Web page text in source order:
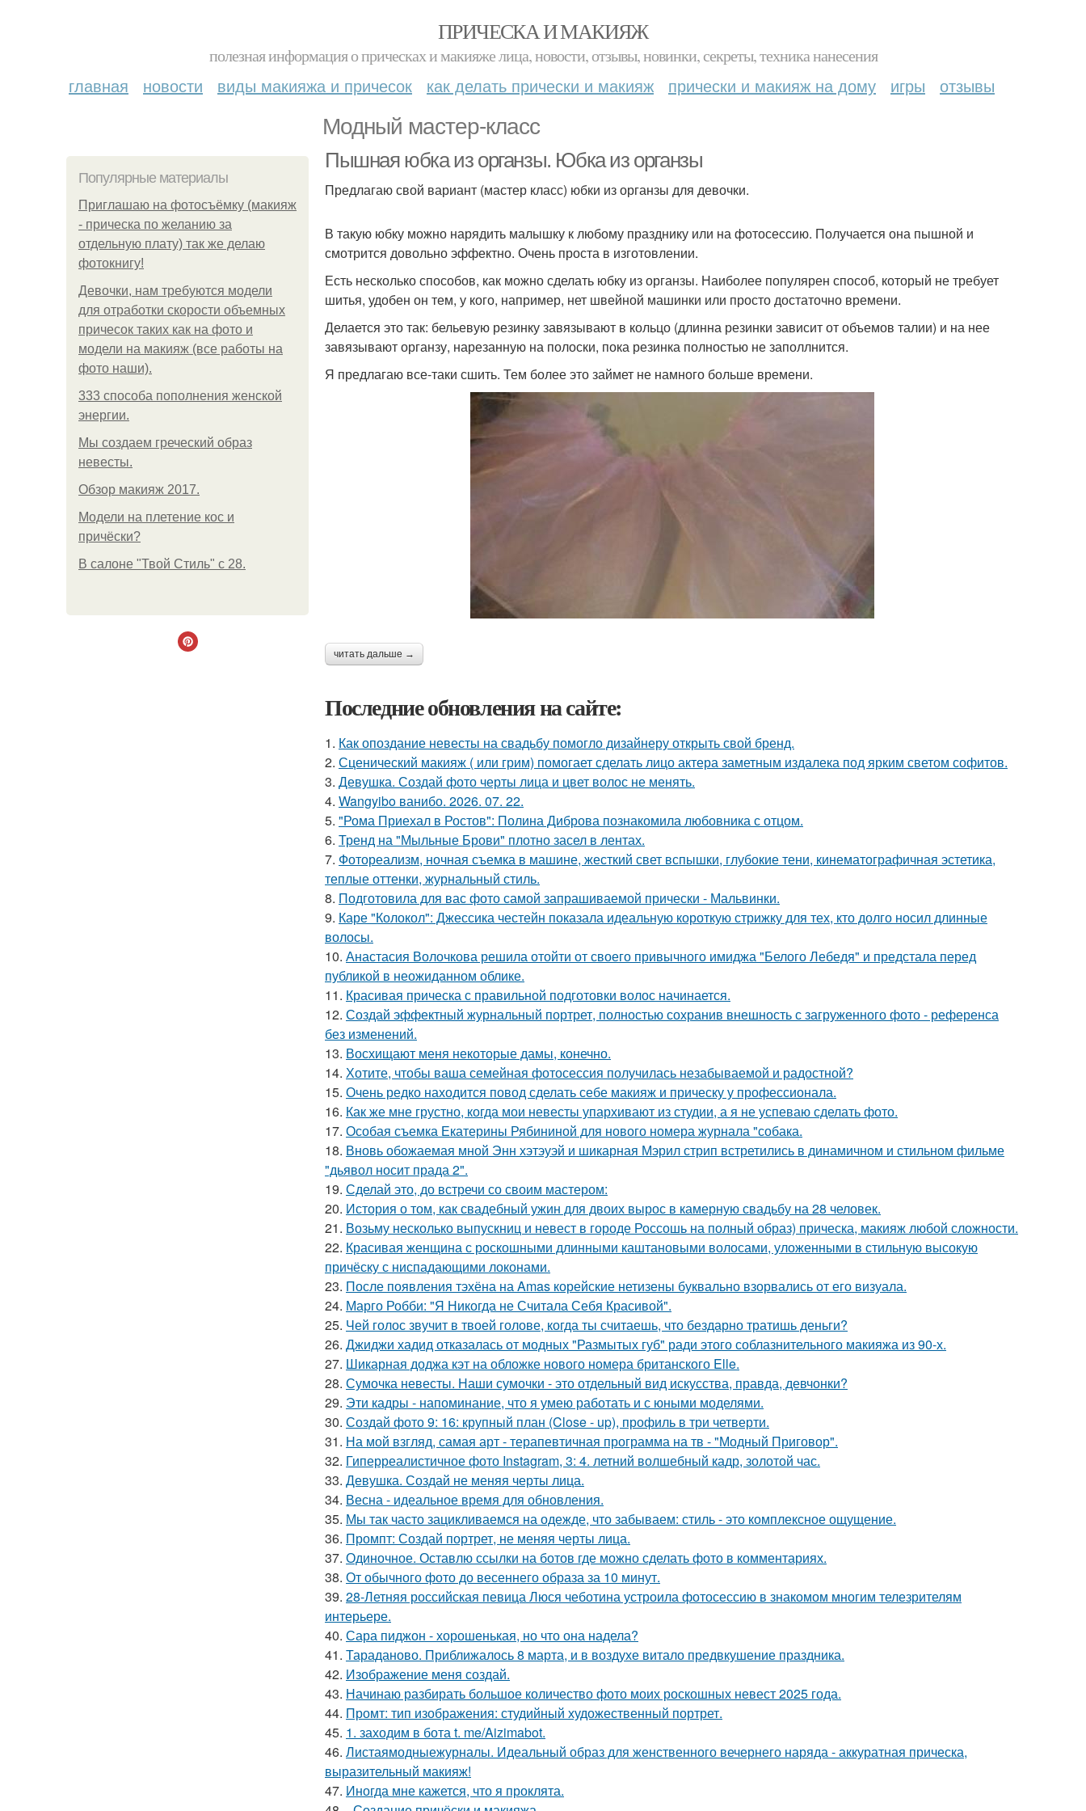
ПРИЧЕСКА И МАКИЯЖ
полезная информация о прическах и макияже лица, новости, отзывы, новинки, секреты, техника нанесения
главная новости виды макияжа и причесок как делать прически и макияж прически и макияж на дому игры отзывы
Модный мастер-класс
Популярные материалы
Приглашаю на фотосъёмку (макияж
- прическа по желанию за
отдельную плату) так же делаю
фотокнигу!
Девочки, нам требуются модели
для отработки скорости объемных
причесок таких как на фото и
модели на макияж (все работы на
фото наши).
333 способа пополнения женской
энергии.
Мы создаем греческий образ
невесты.
Обзор макияж 2017.
Модели на плетение кос и
причёски?
В салоне "Твой Стиль" с 28.
Пышная юбка из органзы. Юбка из органзы
Предлагаю свой вариант (мастер класс) юбки из органзы для девочки.
В такую юбку можно нарядить малышку к любому празднику или на фотосессию. Получается она пышной и
смотрится довольно эффектно. Очень проста в изготовлении.
Есть несколько способов, как можно сделать юбку из органзы. Наиболее популярен способ, который не требует
шитья, удобен он тем, у кого, например, нет швейной машинки или просто достаточно времени.
Делается это так: бельевую резинку завязывают в кольцо (длинна резинки зависит от объемов талии) и на нее
завязывают органзу, нарезанную на полоски, пока резинка полностью не заполлнится.
Я предлагаю все-таки сшить. Тем более это займет не намного больше времени.
читать дальше →
Последние обновления на сайте:
1. Как опоздание невесты на свадьбу помогло дизайнеру открыть свой бренд.
2. Сценический макияж ( или грим) помогает сделать лицо актера заметным издалека под ярким светом софитов.
3. Девушка. Создай фото черты лица и цвет волос не менять.
4. Wangyibo ванибо. 2026. 07. 22.
5. "Рома Приехал в Ростов": Полина Диброва познакомила любовника с отцом.
6. Тренд на "Мыльные Брови" плотно засел в лентах.
7. Фотореализм, ночная съемка в машине, жесткий свет вспышки, глубокие тени, кинематографичная эстетика,
теплые оттенки, журнальный стиль.
8. Подготовила для вас фото самой запрашиваемой прически - Мальвинки.
9. Каре "Колокол": Джессика честейн показала идеальную короткую стрижку для тех, кто долго носил длинные
волосы.
10. Анастасия Волочкова решила отойти от своего привычного имиджа "Белого Лебедя" и предстала перед
публикой в неожиданном облике.
11. Красивая прическа с правильной подготовки волос начинается.
12. Создай эффектный журнальный портрет, полностью сохранив внешность с загруженного фото - референса
без изменений.
13. Восхищают меня некоторые дамы, конечно.
14. Хотите, чтобы ваша семейная фотосессия получилась незабываемой и радостной?
15. Очень редко находится повод сделать себе макияж и прическу у профессионала.
16. Как же мне грустно, когда мои невесты упархивают из студии, а я не успеваю сделать фото.
17. Особая съемка Екатерины Рябининой для нового номера журнала "собака.
18. Вновь обожаемая мной Энн хэтэуэй и шикарная Мэрил стрип встретились в динамичном и стильном фильме
"дьявол носит прада 2".
19. Сделай это, до встречи со своим мастером:
20. История о том, как свадебный ужин для двоих вырос в камерную свадьбу на 28 человек.
21. Возьму несколько выпускниц и невест в городе Россошь на полный образ) прическа, макияж любой сложности.
22. Красивая женщина с роскошными длинными каштановыми волосами, уложенными в стильную высокую
причёску с ниспадающими локонами.
23. После появления тэхёна на Amas корейские нетизены буквально взорвались от его визуала.
24. Марго Робби: "Я Никогда не Считала Себя Красивой".
25. Чей голос звучит в твоей голове, когда ты считаешь, что бездарно тратишь деньги?
26. Джиджи хадид отказалась от модных "Размытых губ" ради этого соблазнительного макияжа из 90-х.
27. Шикарная доджа кэт на обложке нового номера британского Elle.
28. Сумочка невесты. Наши сумочки - это отдельный вид искусства, правда, девчонки?
29. Эти кадры - напоминание, что я умею работать и с юными моделями.
30. Создай фото 9: 16: крупный план (Close - up), профиль в три четверти.
31. На мой взгляд, самая арт - терапевтичная программа на тв - "Модный Приговор".
32. Гиперреалистичное фото Instagram, 3: 4. летний волшебный кадр, золотой час.
33. Девушка. Создай не меняя черты лица.
34. Весна - идеальное время для обновления.
35. Мы так часто зацикливаемся на одежде, что забываем: стиль - это комплексное ощущение.
36. Промпт: Создай портрет, не меняя черты лица.
37. Одиночное. Оставлю ссылки на ботов где можно сделать фото в комментариях.
38. От обычного фото до весеннего образа за 10 минут.
39. 28-Летняя российская певица Люся чеботина устроила фотосессию в знакомом многим телезрителям
интерьере.
40. Сара пиджон - хорошенькая, но что она надела?
41. Тараданово. Приближалось 8 марта, и в воздухе витало предвкушение праздника.
42. Изображение меня создай.
43. Начинаю разбирать большое количество фото моих роскошных невест 2025 года.
44. Промт: тип изображения: студийный художественный портрет.
45. 1. заходим в бота t. me/Aizimabot.
46. Листаямодныежурналы. Идеальный образ для женственного вечернего наряда - аккуратная прическа,
выразительный макияж!
47. Иногда мне кажется, что я проклята.